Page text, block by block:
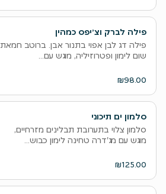
פילה לברק וצ׳יפס כמהין
פילה דג לבן אפוי בתנור אבן. ברוטב חמאת
שום לימון ופטרוזיליה, מוגש עם...
₪98.00
סלמון ים תיכוני
סלמון צלוי בתערובת תבלינים מזרחיים,
מוגש עם מג'דרה טחינה לימון כבוש...
₪125.00